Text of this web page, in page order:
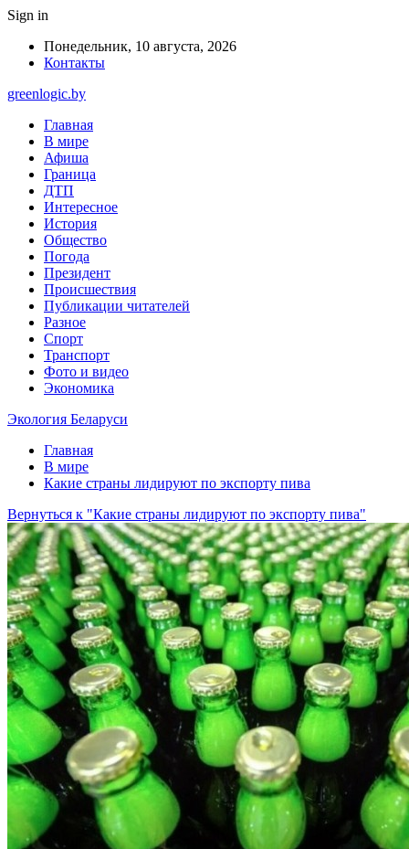
Sign in
Понедельник, 10 августа, 2026
Контакты
greenlogic.by
Главная
В мире
Афиша
Граница
ДТП
Интересное
История
Общество
Погода
Президент
Происшествия
Публикации читателей
Разное
Спорт
Транспорт
Фото и видео
Экономика
Экология Беларуси
Главная
В мире
Какие страны лидируют по экспорту пива
Вернуться к "Какие страны лидируют по экспорту пива"